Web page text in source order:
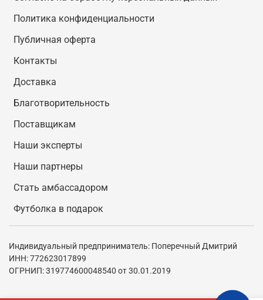
Политика конфиденциальности
Публичная оферта
Контакты
Доставка
Благотворительность
Поставщикам
Наши эксперты
Наши партнеры
Стать амбассадором
Футболка в подарок
Индивидуальный предприниматель: Поперечный Дмитрий
ИНН: 772623017899
ОГРНИП: 319774600048540 от 30.01.2019